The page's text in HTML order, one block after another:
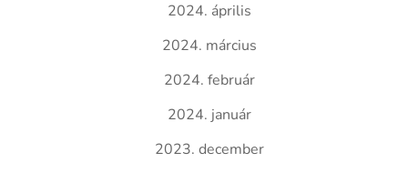
2024. április
2024. március
2024. február
2024. január
2023. december